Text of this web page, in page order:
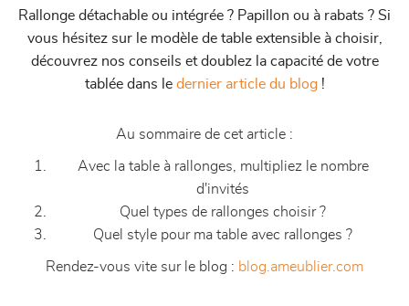
Rallonge détachable ou intégrée ? Papillon ou à rabats ? Si
vous hésitez sur le modèle de table extensible à choisir,
découvrez nos conseils et doublez la capacité de votre
tablée dans le dernier article du blog!
Au sommaire de cet article :
Avec la table à rallonges, multipliez le nombre
d'invités
Quel types de rallonges choisir ?
Quel style pour ma table avec rallonges ?
Rendez-vous vite sur le blog : blog.ameublier.com